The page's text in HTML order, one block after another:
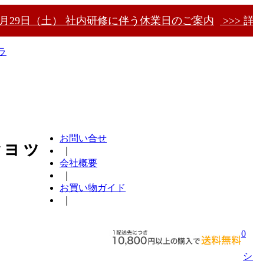
29日（土） 社内研修に伴う休業日のご案内 >>>
ッ
お問い合せ
会社概要
お買い物ガイド
0